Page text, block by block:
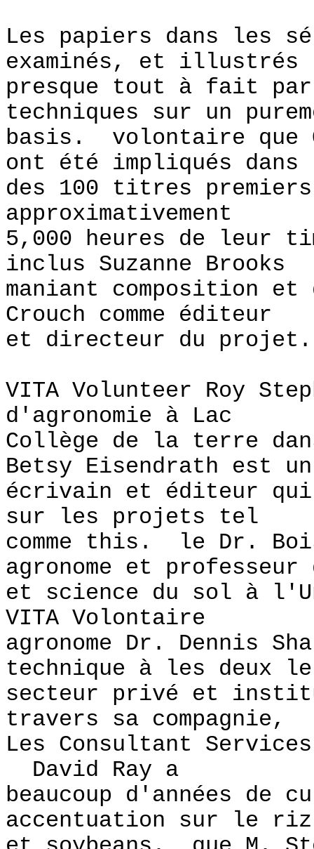
Les papiers dans les
examinés, et illustrés
presque tout à fait par
techniques sur un
basis. volontaire que
ont été impliqués
des 100 titres
approximativement
5,000 heures de leur
inclus Suzanne Brooks
maniant composition
Crouch comme éditeur
et directeur du projet.
VITA Volunteer Roy
d'agronomie à Lac
Collège de la terre
Betsy Eisendrath est
écrivain et éditeur qui
sur les projets tel
comme this. le Dr.
agronome et
et science du sol à
VITA Volontaire
agronome Dr. Dennis
technique à les deux le
secteur privé et
travers sa compagnie,
Les Consultant
David Ray a
beaucoup d'années
accentuation sur le